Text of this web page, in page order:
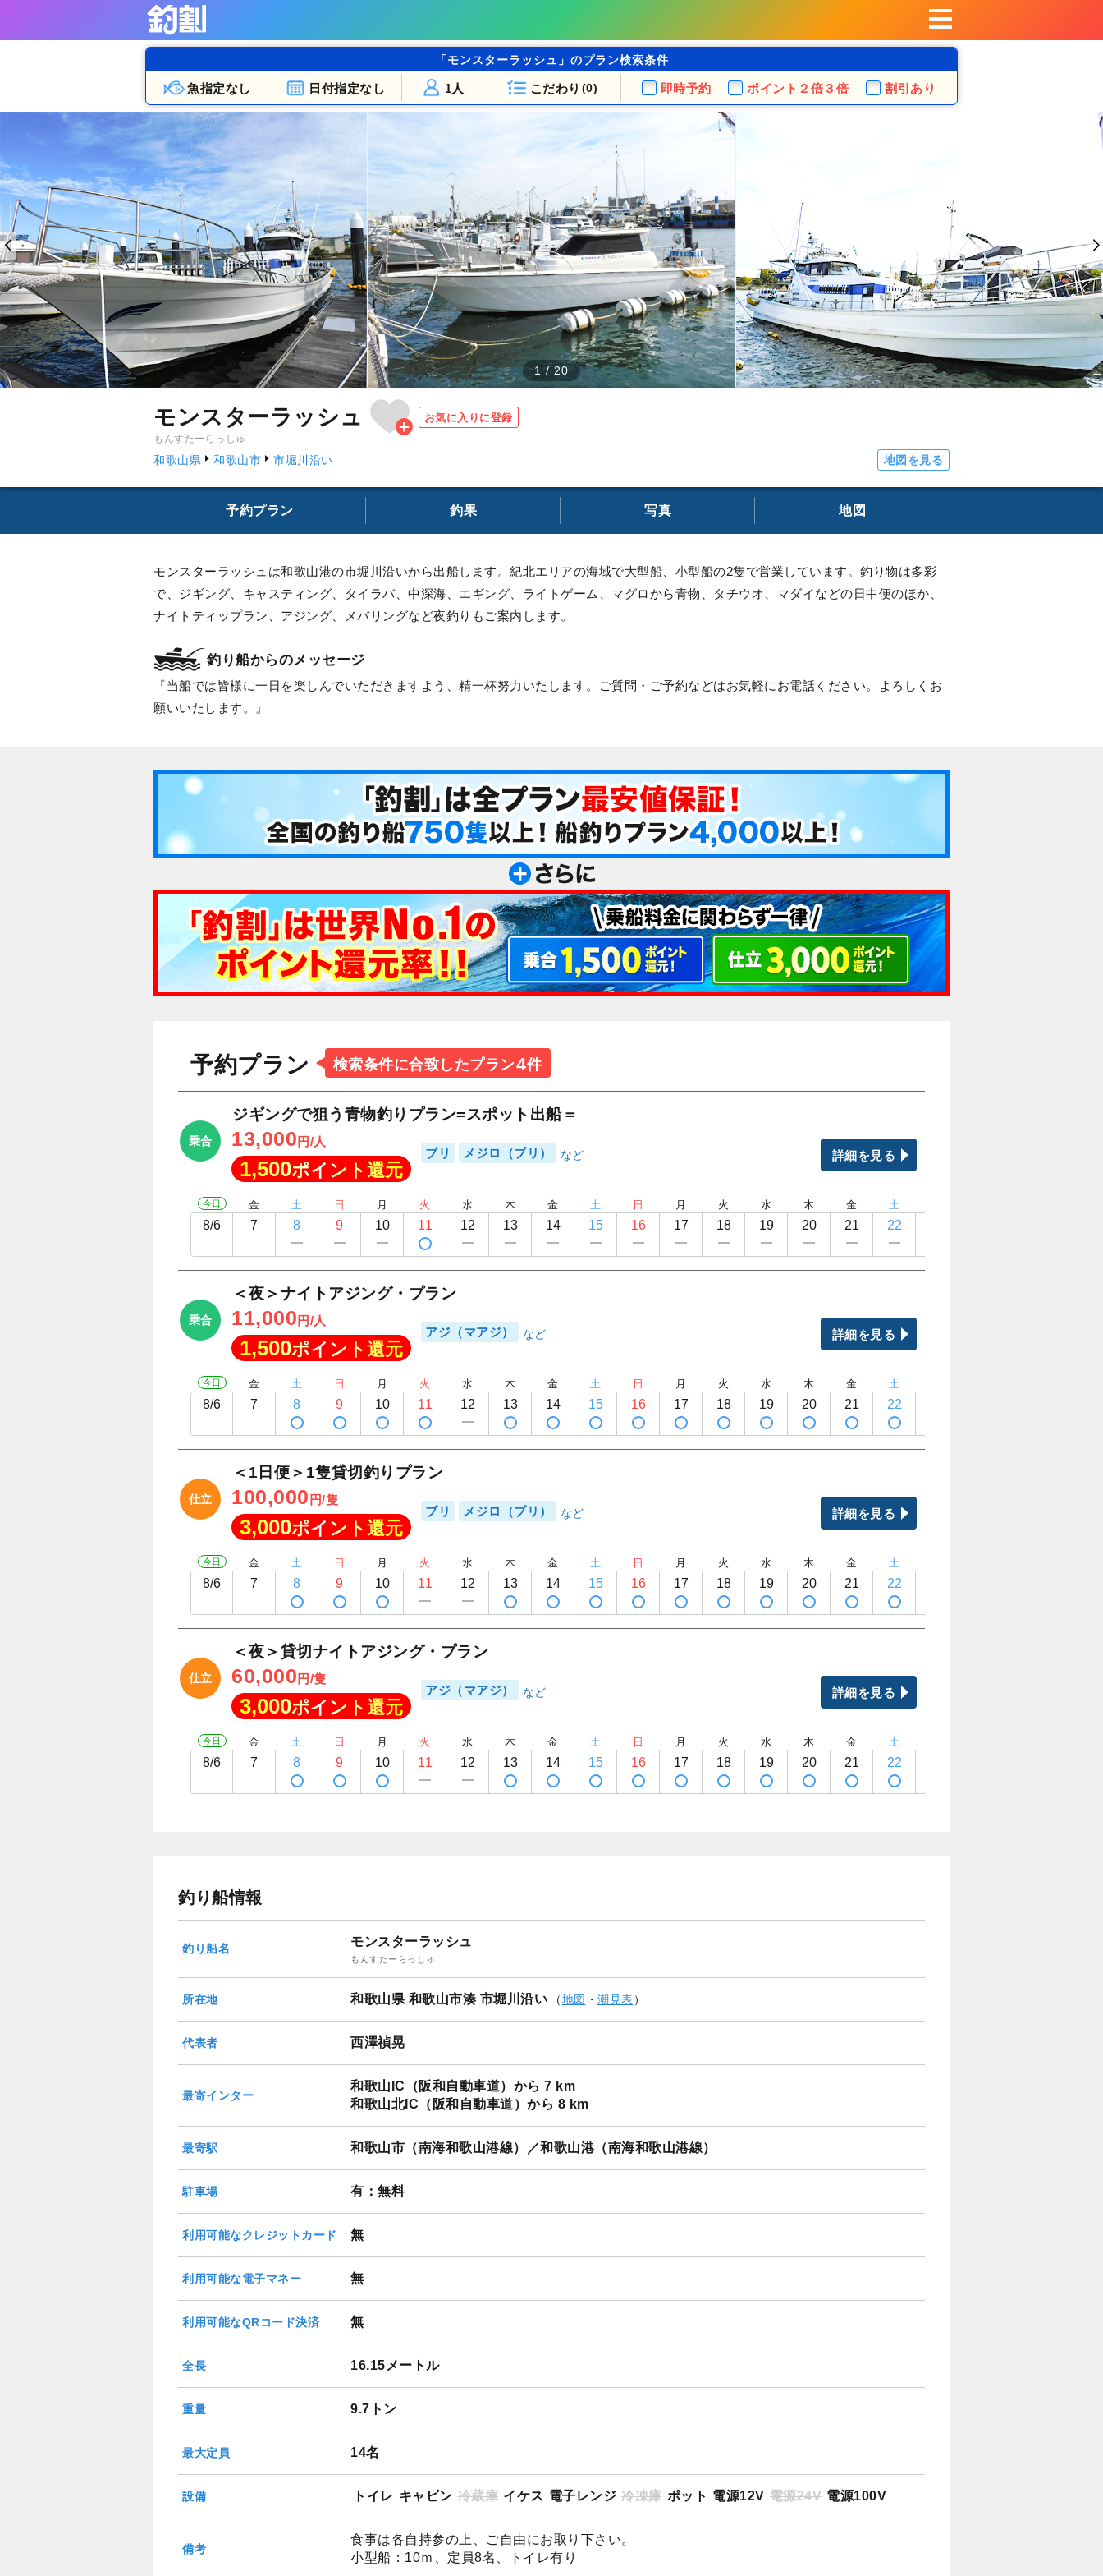
「モンスターラッシュ」のプラン検索条件
魚指定なし 日付指定なし こだわり (0)
1人 即時予約 ポイント ２倍３倍 割引あり
1 /20
モンスターラッシュ
もんすたーらっしゅ
お気に入りに登録
和歌山県 和歌山市 市堀川沿い 地図を見る
予約プラン 釣果 写真 地図
モンスターラッシュは和歌山港の市堀川沿いから出船します。紀北エリアの海域で大型船、小型船の2隻で営業しています。釣り物は多彩
で、ジギング、キャスティング、タイラバ、中深海、エギング、ライトゲーム、マグロから青物、タチウオ、マダイなどの日中便のほか、
ナイトティップラン、アジング、メバリングなど夜釣りもご案内します。
釣り船からのメッセージ
当船では皆様に一日を楽しんでいただきますよう、精一杯努力いたします。ご質問・ご予約などはお気軽にお電話ください。よろしくお
願いいたします。
予約プラン 検索条件に合致したプラン4件
乗合
ジギングで狙う青物釣りプラン=スポット出船＝
13,000 円/人
1,500ポイント還元
ブリ メジロ（ブリ） 詳細を見る
今日
8/6
金
7
土
8
日
9
月
10
火
11
水
12
木
13
金
14
土
15
日
16
月
17
火
18
水
19
木
20
金
21
土
22
乗合
＜夜＞ナイトアジング・プラン
11,000 円/人
1,500ポイント還元
アジ（マアジ） 詳細を見る
今日
8/6
金
7
土
8
日
9
月
10
火
11
水
12
木
13
金
14
土
15
日
16
月
17
火
18
水
19
木
20
金
21
土
22
仕立
＜1日便＞1隻貸切釣りプラン
100,000 円/隻
3,000ポイント還元
ブリ メジロ（ブリ） 詳細を見る
今日
8/6
金
7
土
8
日
9
月
10
火
11
水
12
木
13
金
14
土
15
日
16
月
17
火
18
水
19
木
20
金
21
土
22
仕立
＜夜＞貸切ナイトアジング・プラン
60,000 円/隻
3,000ポイント還元
アジ（マアジ） 詳細を見る
今日
8/6
金
7
土
8
日
9
月
10
火
11
水
12
木
13
金
14
土
15
日
16
月
17
火
18
水
19
木
20
金
21
土
22
釣り船情報
釣り船名
モンスターラッシュ
もんすたーらっしゅ
所在地 和歌山県 和歌山市湊 市堀川沿い （地図 ・ 潮見表 ）
代表者 西澤禎晃
最寄インター
和歌山IC（阪和自動車道）から 7 km
和歌山北IC（阪和自動車道）から 8 km
最寄駅 和歌山市（南海和歌山港線）／和歌山港（南海和歌山港線）
駐車場 有：無料
利用可能なクレジットカード 無
利用可能な電子マネー 無
利用可能なQRコード決済 無
全長 16.15メートル
重量 9.7トン
最大定員 14名
設備 トイレ キャビン 冷蔵庫 イケス 電子レンジ 冷凍庫 ポット 電源12V 電源24V 電源100V
備考
食事は各自持参の上、ご自由にお取り下さい。
小型船：10ｍ、定員8名、トイレ有り